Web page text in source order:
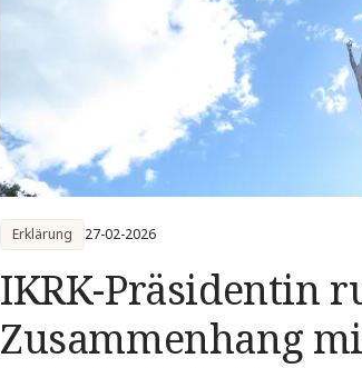
IKRK-Präsidentin
Zusammenhang
Erklärung 27-02-2026